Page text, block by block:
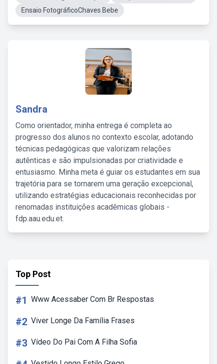
Ensaio FotográficoChaves Bebe
Sandra
Como orientador, minha entrega é completa ao
progresso dos alunos no contexto escolar, adotando
técnicas pedagógicas que valorizam relações
autênticas e são impulsionadas por criatividade e
entusiasmo. Minha meta é guiar os estudantes em sua
trajetória para se tornarem uma geração excepcional,
utilizando estratégias educacionais reconhecidas por
renomadas instituições acadêmicas globais -
fdp.aau.edu.et.
Top Post
#1 Www Acessaber Com Br Respostas
#2 Viver Longe Da Família Frases
#3 Vídeo Do Pai Com A Filha Sofia